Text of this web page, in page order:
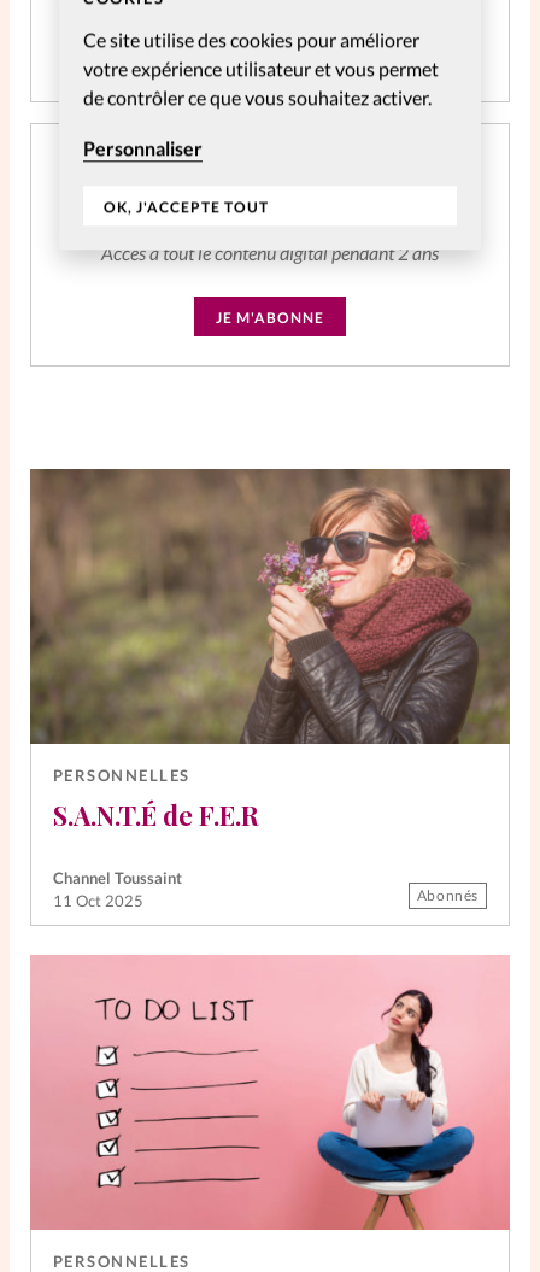
Ce site utilise des cookies pour améliorer
votre expérience utilisateur et vous permet
de contrôler ce que vous souhaitez activer.
Personnaliser
OK, J'ACCEPTE TOUT
JE M'ABONNE
Abonnement SpirituElles Web 2 ans
CHF39.04
Accès à tout le contenu digital pendant 2 ans
JE M'ABONNE
PERSONNELLES
S.A.N.T.É de F.E.R
Channel Toussaint
11 Oct 2025
Abonnés
PERSONNELLES